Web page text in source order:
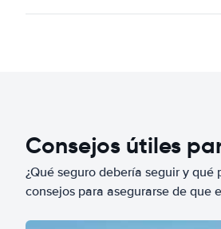
Consejos útiles
¿Qué seguro debería seguir y
consejos para asegurarse de que